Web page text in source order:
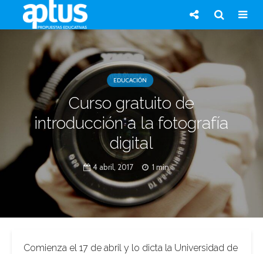
EDUCACIÓN
Curso gratuito de
introducción a la fotografía
digital
4 abril, 2017 1 min.
Comienza el 17 de abril y lo dicta la Universidad de